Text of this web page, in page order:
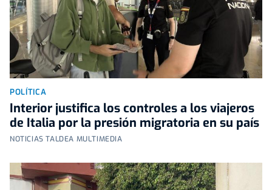
POLÍTICA
Interior justifica los controles a los viajeros
de Italia por la presión migratoria en su país
NOTICIAS TALDEA MULTIMEDIA